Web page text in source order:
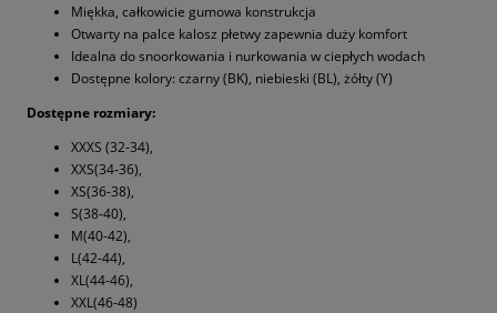
Miękka, całkowicie gumowa konstrukcja
Otwarty na palce kalosz płetwy zapewnia duży komfort
Idealna do snoorkowania i nurkowania w ciepłych wodach
Dostępne kolory: czarny (BK), niebieski (BL), żółty (Y)
Dostępne rozmiary:
XXXS (32-34),
XXS(34-36),
XS(36-38),
S(38-40),
M(40-42),
L(42-44),
XL(44-46),
XXL(46-48)